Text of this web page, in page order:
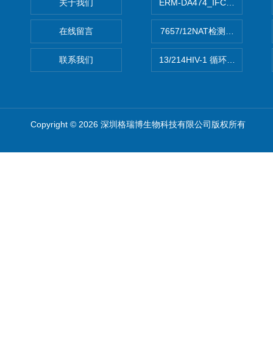
关于我们
在线留言
联系我们
ERM-DA474_IFCCC反应蛋
7657/12NAT检测的D型肝炎
13/214HIV-1 循环重组形式
Copyright © 2026 深圳格瑞博生物科技有限公司版权所有